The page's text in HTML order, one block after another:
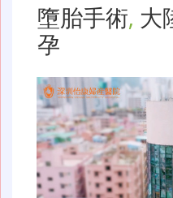
墮胎手術, 大
孕